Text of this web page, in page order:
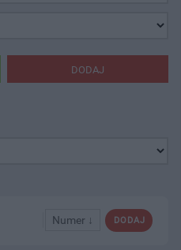
DODAJ
DODAJ
Numer ↓